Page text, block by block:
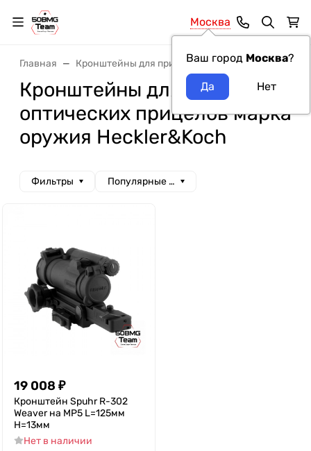
Москва
Ваш город Москва?
Главная Кронштейны для прицелов Кронштейны для
Кронштейны для
оптических прицелов марка
оружия Heckler&Koch
Фильтры Популярные сначала
19 008 ₽
Кронштейн Spuhr R-302
Weaver на MP5 L=125мм
H=13мм
Нет в наличии